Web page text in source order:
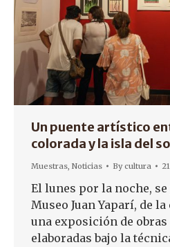
Un puente artístico
colorada y la isla del
Muestras, Noticias Bycultura
El lunes por la noche,
Museo Juan Yaparí, de la
una exposición de
elaboradas bajo la